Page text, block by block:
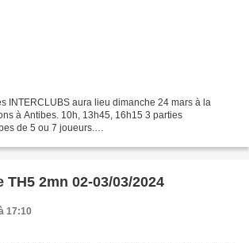
INTERCLUBS aura lieu dimanche 24 mars à la
à Antibes. 10h, 13h45, 16h15 3 parties
de 5 ou 7 joueurs.
TH5 2mn 02-03/03/2024
17:10